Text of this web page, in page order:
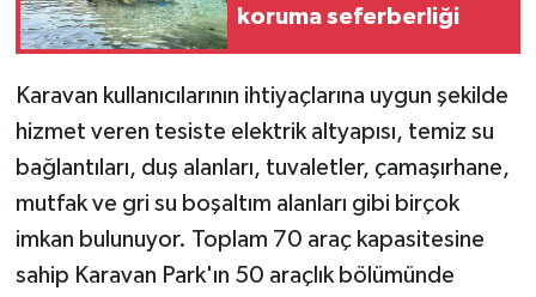
koruma seferberliği
Karavan kullanıcılarının ihtiyaçlarına uygun şekilde
hizmet veren tesiste elektrik altyapısı, temiz su
bağlantıları, duş alanları, tuvaletler, çamaşırhane,
mutfak ve gri su boşaltım alanları gibi birçok
imkan bulunuyor. Toplam 70 araç kapasitesine
sahip Karavan Park'ın 50 araçlık bölümünde